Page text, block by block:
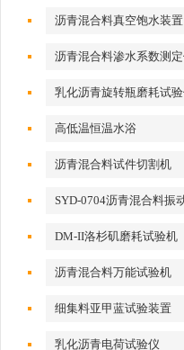
沥青混合料真空饱水装置
沥青混合料渗水系数测
乳化沥青旋转瓶磨耗试
高低温恒温水浴
沥青混合料试件切割机
SYD-0704沥青混合料振
DM-II洛杉矶磨耗试验机
沥青混合料万能试验机
细集料亚甲蓝试验装置
乳化沥青电荷试验仪